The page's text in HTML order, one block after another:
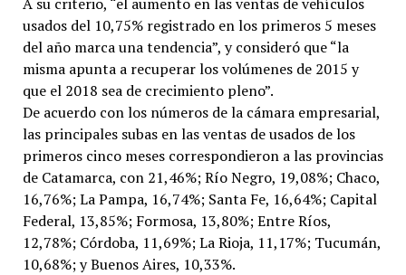
usados del 10,75% registrado en los primeros 5 meses
del año marca una tendencia”, y consideró que “la
misma apunta a recuperar los volúmenes de 2015 y
que el 2018 sea de crecimiento pleno”.
De acuerdo con los números de la cámara empresarial,
las principales subas en las ventas de usados de los
primeros cinco meses correspondieron a las provincias
de Catamarca, con 21,46%; Río Negro, 19,08%; Chaco,
16,76%; La Pampa, 16,74%; Santa Fe, 16,64%; Capital
Federal, 13,85%; Formosa, 13,80%; Entre Ríos,
12,78%; Córdoba, 11,69%; La Rioja, 11,17%; Tucumán,
10,68%; y Buenos Aires, 10,33%.